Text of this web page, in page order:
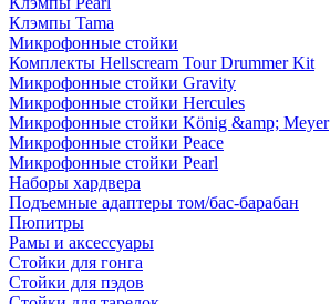
Клэмпы Tama
Микрофонные стойки
Комплекты Hellscream Tour Drummer Kit
Микрофонные стойки Gravity
Микрофонные стойки Hercules
Микрофонные стойки König &amp; Meyer
Микрофонные стойки Peace
Микрофонные стойки Pearl
Наборы хардвера
Подъемные адаптеры том/бас-барабан
Пюпитры
Рамы и аксессуары
Стойки для гонга
Стойки для пэдов